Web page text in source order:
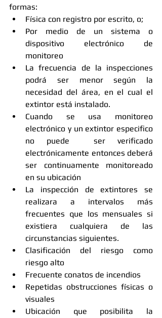
formas:
Física con registro por escrito, o;
Por medio de un sistema o
dispositivo electrónico de
monitoreo
La frecuencia de la inspecciones
podrá ser menor según la
necesidad del área, en el cual el
extintor está instalado.
Cuando se usa monitoreo
electrónico y un extintor especifico
no puede  ser verificado
electrónicamente entonces deberá
ser continuamente monitoreado
en su ubicación
La inspección de extintores se
realizara a intervalos más
frecuentes que los mensuales si
existiera cualquiera de las
circunstancias siguientes.
Clasificación del riesgo como
riesgo alto
Frecuente conatos de incendios
Repetidas obstrucciones físicas o
visuales
Ubicación que posibilita la